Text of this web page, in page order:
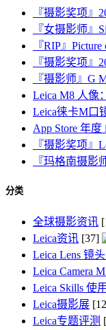
『摄影奖项』
『女摄影师』
『RIP』
『摄影奖项』
『摄影师』G
Leica M8 人像
Leica徕卡M口
App Store 年度
『摄影奖项』
『玛格南摄影
分类
全球摄影资讯
Leica资讯 [37]
Leica Lens 镜
Leica Camera
Leica Skills 使
Leica摄影展
Leica专题评测